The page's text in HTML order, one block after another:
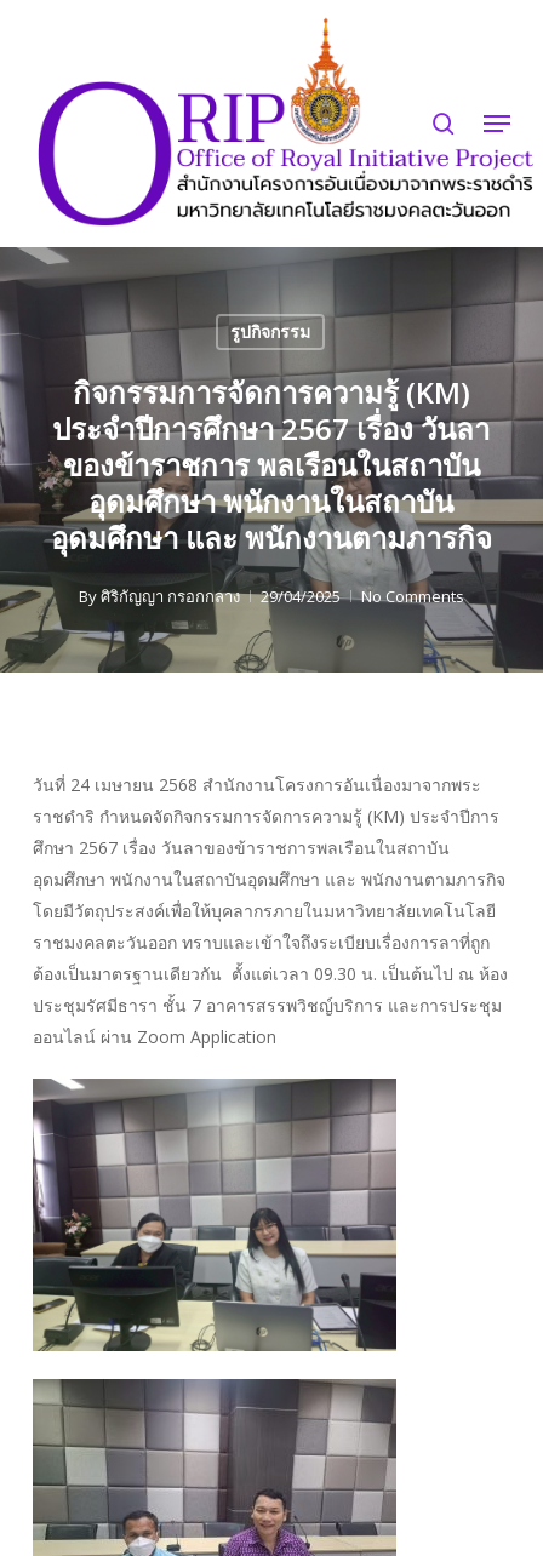
content
Menu
รูปกิจกรรม
กิจกรรมการจัดการความรู้ (KM)
ประจำปีการศึกษา 2567 เรื่อง วันลา
ของข้าราชการ พลเรือนในสถาบัน
อุดมศึกษา พนักงานในสถาบัน
อุดมศึกษา และ พนักงานตามภารกิจ
Byศิริกัญญา กรอกกลาง 29/04/2025 No Comments
วันที่ 24 เมษายน 2568 สำนักงานโครงการอันเนื่องมาจากพระ
ราชดำริ กำหนดจัดกิจกรรมการจัดการความรู้ (KM) ประจำปีการ
ศึกษา 2567 เรื่อง วันลาของข้าราชการพลเรือนในสถาบัน
อุดมศึกษา พนักงานในสถาบันอุดมศึกษา และ พนักงานตามภารกิจ
โดยมีวัตถุประสงค์เพื่อให้บุคลากรภายในมหาวิทยาลัยเทคโนโลยี
ราชมงคลตะวันออก ทราบและเข้าใจถึงระเบียบเรื่องการลาที่ถูก
ต้องเป็นมาตรฐานเดียวกัน ตั้งแต่เวลา 09.30 น. เป็นต้นไป ณ ห้อง
ประชุมรัศมีธารา ชั้น 7 อาคารสรรพวิชญ์บริการ และการประชุม
ออนไลน์ ผ่าน Zoom Application